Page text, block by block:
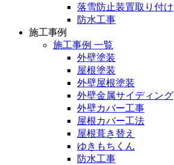
落雪防止装置取り付け
防水工事
施工事例
施工事例 一覧
外壁塗装
屋根塗装
外壁屋根塗装
外壁金属サイディング
外壁カバー工事
屋根カバー工法
屋根葺き替え
ゆきもちくん
防水工事